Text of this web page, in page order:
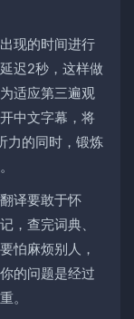
现的时间进行
迟2秒，这样做
适应第三遍观
中文字幕，将
力的同时，锻炼
译要敢于怀
，查完词典、
怕麻烦别人，
的问题是经过
。